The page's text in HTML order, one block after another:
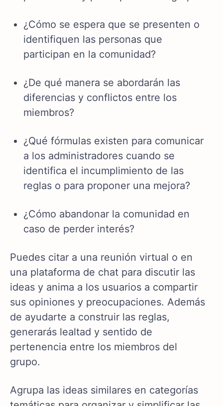
¿Cómo se espera que se presenten o
identifiquen las personas que
participan en la comunidad?
¿De qué manera se abordarán las
diferencias y conflictos entre los
miembros?
¿Qué fórmulas existen para comunicar
a los administradores cuando se
identifica el incumplimiento de las
reglas o para proponer una mejora?
¿Cómo abandonar la comunidad en
caso de perder interés?
Puedes citar a una reunión virtual o en
una plataforma de chat para discutir las
ideas y anima a los usuarios a compartir
sus opiniones y preocupaciones. Además
de ayudarte a construir las reglas,
generarás lealtad y sentido de
pertenencia entre los miembros del
grupo.
Agrupa las ideas similares en categorías